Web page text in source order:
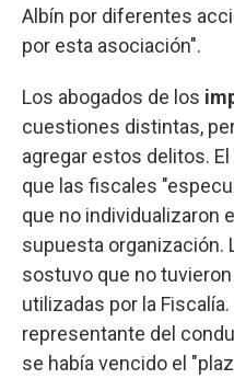
Albín por diferentes
por esta asociación".
Los abogados de los
cuestiones distintas,
agregar estos delitos.
que las fiscales
que no individualizaron
supuesta organización.
sostuvo que no
utilizadas por la
representante del
se había vencido el